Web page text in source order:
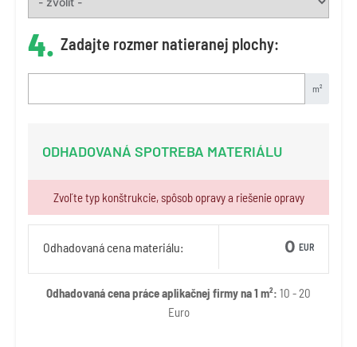
4. Zadajte rozmer natieranej plochy:
m²
ODHADOVANÁ SPOTREBA MATERIÁLU
Zvoľte typ konštrukcie, spôsob opravy a riešenie opravy
Odhadovaná cena materiálu: EUR
Odhadovaná cena práce aplikačnej firmy na 1 m²: 10 - 20
Euro